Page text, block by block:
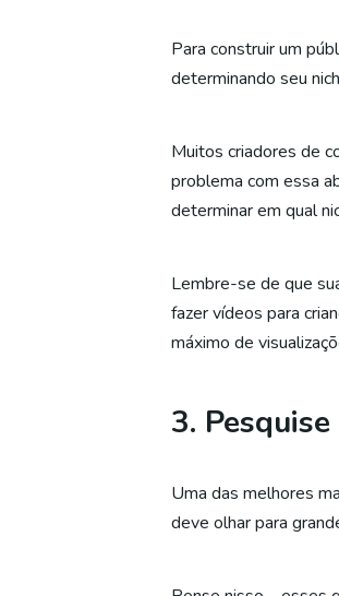
Para construir um
determinando seu
Muitos criadores de
problema com essa
determinar em qual
Lembre-se de que
fazer vídeos para
máximo de
3.
Uma das melhores
deve olhar para